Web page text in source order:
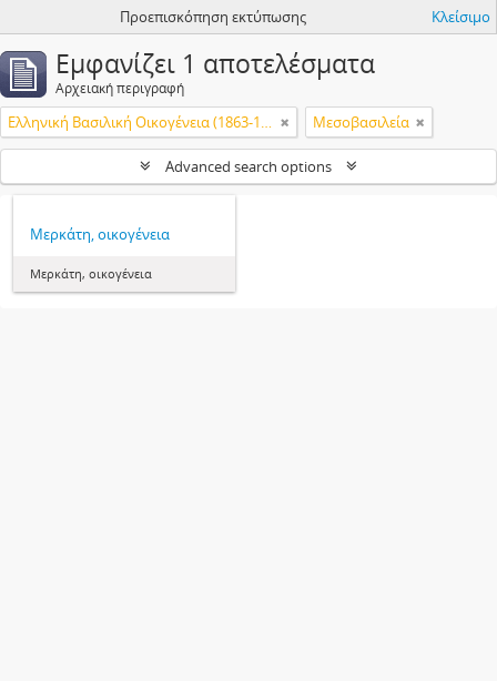
Προεπισκόπηση εκτύπωσης Κλείσιμο
Εμφανίζει 1 αποτελέσματα
Αρχειακή περιγραφή
Ελληνική Βασιλική Οικογένεια (1863-1974) Μεσοβασιλεία
Advanced search options
Μερκάτη, οικογένεια
Μερκάτη, οικογένεια